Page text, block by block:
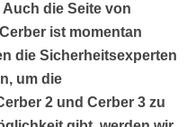
Auch die Seite von
ist momentan
die Sicherheitsexperten
um die
2 und Cerber 3 zu